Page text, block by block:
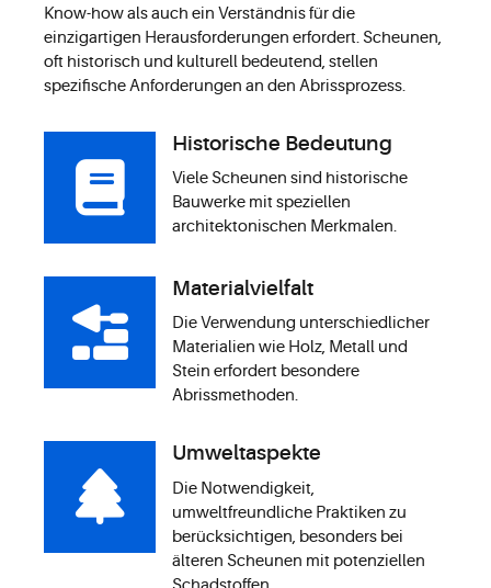
Know-how als auch ein Verständnis für die
einzigartigen Herausforderungen erfordert. Scheunen,
oft historisch und kulturell bedeutend, stellen
spezifische Anforderungen an den Abrissprozess.
Historische Bedeutung
Viele Scheunen sind historische
Bauwerke mit speziellen
architektonischen Merkmalen.
Materialvielfalt
Die Verwendung unterschiedlicher
Materialien wie Holz, Metall und
Stein erfordert besondere
Abrissmethoden.
Umweltaspekte
Die Notwendigkeit,
umweltfreundliche Praktiken zu
berücksichtigen, besonders bei
älteren Scheunen mit potenziellen